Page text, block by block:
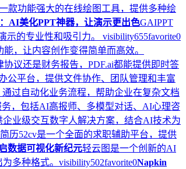
款功能强大的在线绘图工具，提供多种绘
AI美化PPT神器，让演示更出色GAIPPT
示的专业性和吸引力。 visibility655favorite0
，让内容创作变得简单而高效。
议还是财务报告，PDF.ai都能提供即时答
公平台，提供文件协作、团队管理和丰富
过自动化业务流程，帮助企业在复杂文档
，包括AI高报师、多模型对话、AI心理咨
企业级交互数字人解决方案，结合AI技术为
历52cv是一个全面的求职辅助平台，提供
数据可视化新纪元轻云图是一个创新的AI
多种格式。 visibility502favorite0Napkin